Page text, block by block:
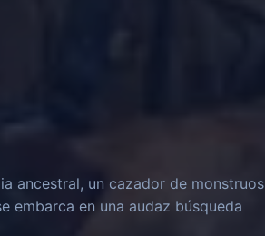
ancestral, un cazador de monstruos
embarca en una audaz búsqueda